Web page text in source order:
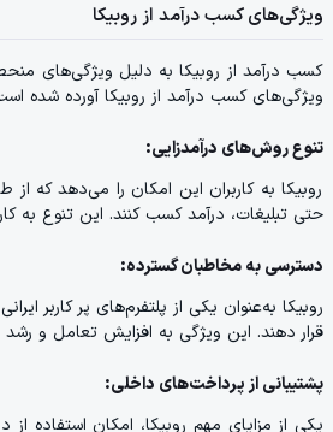
ویژگی‌های کسب درآمد از روبیکا
کسب درآمد از روبیکا به دلیل ویژگی‌های
ویژگی‌های کسب درآمد از روبیکا آورده شده
تنوع روش‌های درآمدزایی:
روبیکا به کاربران این امکان را می‌دهد که
حتی تبلیغات، درآمد کسب کنند. این تنوع به
دسترسی به مخاطبان گسترده:
روبیکا به‌عنوان یکی از پلتفرم‌های پر کاربر
قرار دهند. این ویژگی به افزایش تعامل و
پشتیبانی از پرداخت‌های داخلی:
یکی از مزایای مهم روبیکا، امکان استفاده